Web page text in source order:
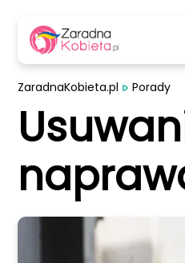
ZaradnaKobieta.pl Porady